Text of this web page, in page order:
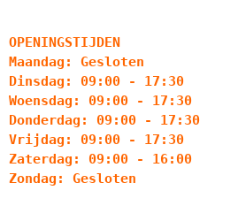
OPENINGSTIJDEN
Maandag: Gesloten
Dinsdag: 09:00 - 17:30
Woensdag: 09:00 - 17:30
Donderdag: 09:00 - 17:30
Vrijdag: 09:00 - 17:30
Zaterdag: 09:00 - 16:00
Zondag: Gesloten